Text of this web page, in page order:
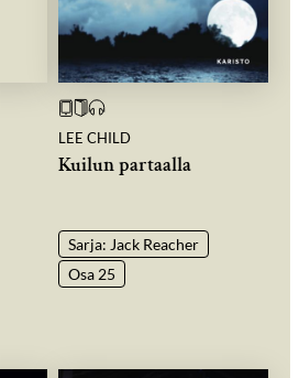
LEE CHILD
Kuilun partaalla
Sarja: Jack Reacher
Osa 25